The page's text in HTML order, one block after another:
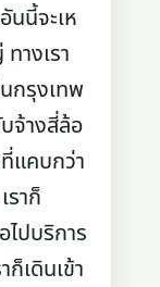
นี้จะเห
างเรา
กรุงเทพ
จ้างสี่ล้อ
แคบกว่า
ราก็
ปบริการ
ก็เดินเข้า